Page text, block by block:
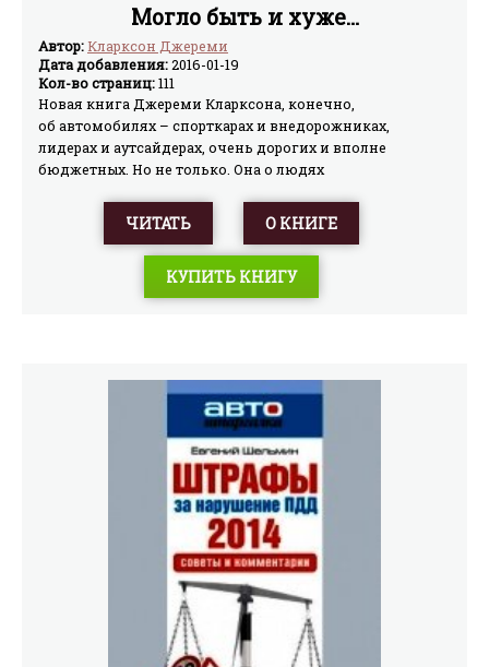
Могло быть и хуже…
Автор:Кларксон Джереми
Дата добавления:2016-01-19
Кол-во страниц:111
Новая книга Джереми Кларксона, конечно,
об автомобилях – спорткарах и внедорожниках,
лидерах и аутсайдерах, очень дорогих и вполне
бюджетных. Но не только. Она о людях
мишленовских ресторанах и белых медведях, Москве
и принце Чарльзе. Неважно, на чем вы ездите: если вы
любите настоящий английский юмор, едкие, словно
сжатые пружиной слова, яд, иронию и сарказм,
заставляющие английских политиков и светских
ЧИТАТЬ О КНИГЕ
КУПИТЬ КНИГУ